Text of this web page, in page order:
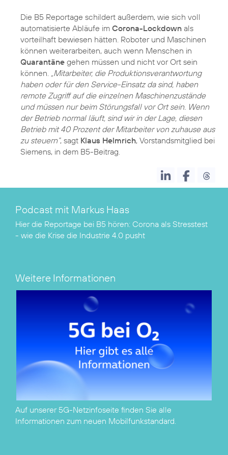
Die B5 Reportage schildert außerdem, wie sich voll
automatisierte Abläufe im Corona-Lockdown als
vorteilhaft bewiesen hätten. Roboter und Maschinen
können weiterarbeiten, auch wenn Menschen in
Quarantäne gehen müssen und nicht vor Ort sein
können.
„Mitarbeiter, die Produktionsverantwortung
haben oder für den Service-Einsatz da sind, haben
remote Zugriff auf die einzelnen Maschinenzustände
und müssen nur beim Störungsfall vor Ort sein. Wenn
der Betrieb normal läuft, sind wir in der Lage, diesen
Betrieb mit 40 Prozent der Mitarbeiter von zuhause aus
zu steuern“, sagt Klaus Helmrich, Vorstandsmitglied bei
Siemens, in dem B5-Beitrag.
Podcast mit Markus Haas
Hier die Reportage bei B5 hören: Corona als Stresstest
- wie die Krise die Industrie 4.0 pusht
Weitere Informationen
Auf unserer 5G-Netzinfoseite finden Sie alle
Informationen zum neuen Mobilfunkstandard.